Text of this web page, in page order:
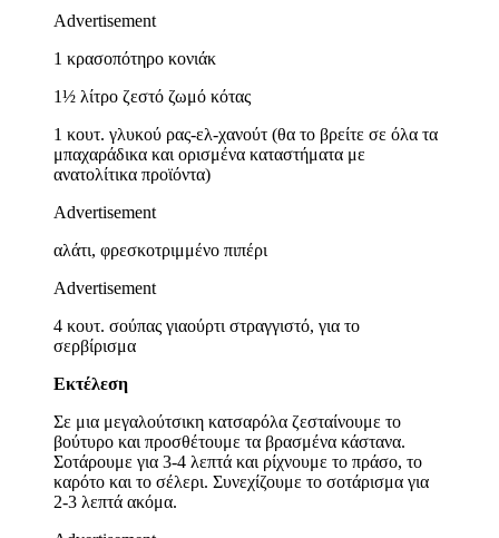
Advertisement
1 κρασοπότηρο κονιάκ
1½ λίτρο ζεστό ζωμό κότας
1 κουτ. γλυκού ρας-ελ-χανούτ (θα το βρείτε σε όλα τα
μπαχαράδικα και ορισμένα καταστήματα με
ανατολίτικα προϊόντα)
Advertisement
αλάτι, φρεσκοτριμμένο πιπέρι
Advertisement
4 κουτ. σούπας γιαούρτι στραγγιστό, για το
σερβίρισμα
Εκτέλεση
Σε μια μεγαλούτσικη κατσαρόλα ζεσταίνουμε το
βούτυρο και προσθέτουμε τα βρασμένα κάστανα.
Σοτάρουμε για 3-4 λεπτά και ρίχνουμε το πράσο, το
καρότο και το σέλερι. Συνεχίζουμε το σοτάρισμα για
2-3 λεπτά ακόμα.